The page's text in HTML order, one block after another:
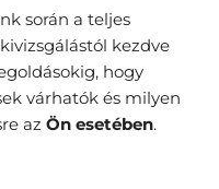
során a teljes
kezdve
egészen a lehetséges megoldásokig, hogy
várhatók és milyen
az Ön esetében.